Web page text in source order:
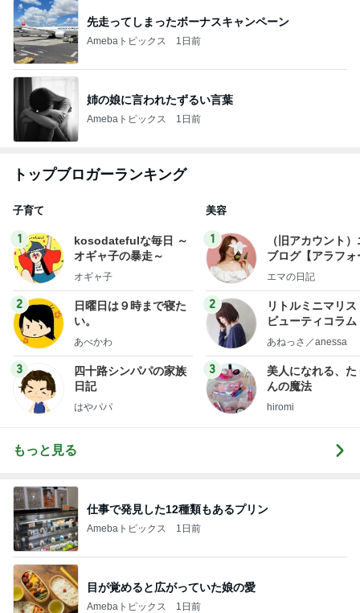
先走ってしまったボーナスキャンペーン
Amebaトピックス 1日前
姉の娘に言われたずるい言葉
Amebaトピックス 1日前
トップブロガーランキング
子育て
1
kosodatefulな毎日 ～
オギャ子の暴走～
オギャ子
2
日曜日は９時まで寝た
い。
あべかわ
3
四十路シンパパの家族
日記
はやパパ
美容
1
（旧アカウント
ブログ【アラフォ
社売却セカンドラ
エマの日記
2
リトルミニマリス
ビューティコラ
little
あねっさ／anessa
3
美人になれる、た
んの魔法
hiromi
もっと見る
仕事で発見した12種類もあるプリン
Amebaトピックス 1日前
目が覚めると広がっていた娘の愛
Amebaトピックス 1日前